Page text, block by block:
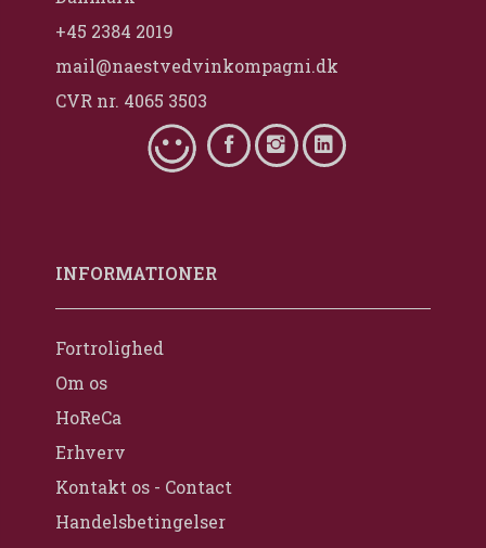
+45 2384 2019
mail@naestvedvinkompagni.dk
CVR nr. 4065 3503
INFORMATIONER
Fortrolighed
Om os
HoReCa
Erhverv
Kontakt os - Contact
Handelsbetingelser